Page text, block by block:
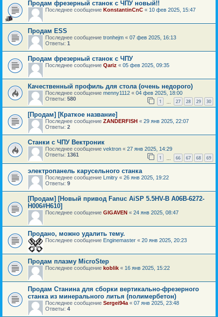
Продам фрезерный станок с ЧПУ новый!!
Последнее сообщение KonstantinCnC « 10 фев 2025, 15:47
Продам ESS
Последнее сообщение tronhejm « 07 фев 2025, 16:13
Ответы: 1
Продам фрезерный станок с ЧПУ
Последнее сообщение Qariz « 05 фев 2025, 09:35
Качественный профиль для стола (очень недорого)
Последнее сообщение menny1112 « 04 фев 2025, 18:00
Ответы: 580 1 27 28 29 30
[Продам] [Краткое название]
Последнее сообщение ZANDERFISH « 29 янв 2025, 22:07
Ответы: 2
Станки с ЧПУ Вектроник
Последнее сообщение vektron « 27 янв 2025, 14:29
Ответы: 1361 1 66 67 68 69
электропанель карусельного станка
Последнее сообщение Lmitry « 26 янв 2025, 19:22
Ответы: 9
[Продам] [Новый привод Fanuc AiSP 5.5HV-B A06B-6272-
H006#H610]
Последнее сообщение GIGAVEN « 24 янв 2025, 08:47
Продано, можно удалить тему.
Последнее сообщение Enginemaster « 20 янв 2025, 20:23
Продам плазму MicroStep
Последнее сообщение koblik « 16 янв 2025, 15:22
Продам Станина для сборки вертикально-фрезерного
станка из минерального литья (полимербетон)
Последнее сообщение Sergei94а « 07 янв 2025, 23:48
Ответы: 4